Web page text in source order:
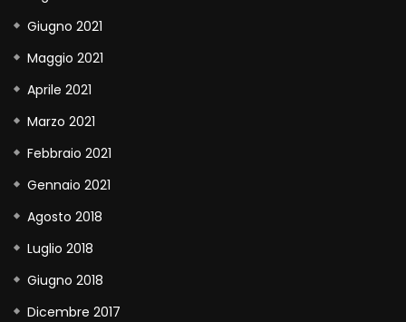
Giugno 2021
Maggio 2021
Aprile 2021
Marzo 2021
Febbraio 2021
Gennaio 2021
Agosto 2018
Luglio 2018
Giugno 2018
Dicembre 2017